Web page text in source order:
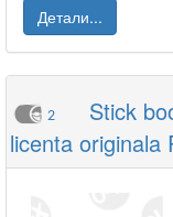
Детали...
2
Stick
licenta originala